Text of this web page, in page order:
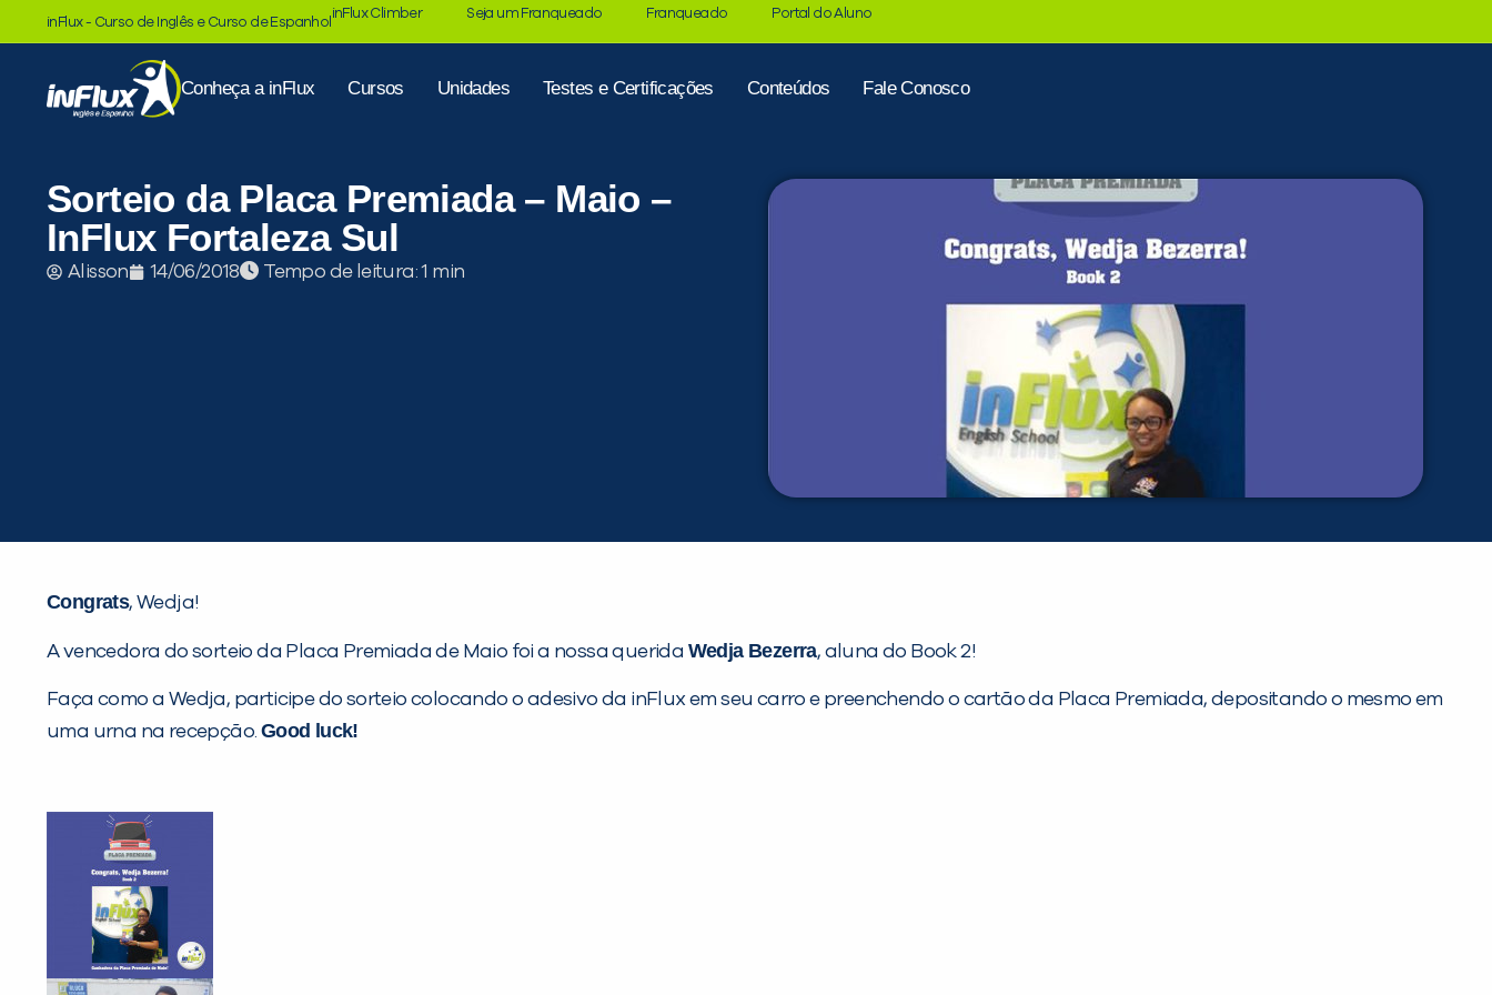
inFlux - Curso de Inglês e Curso de Espanhol
inFlux Climber Seja um Franqueado Franqueado Portal do Aluno
Conheça a inFlux Cursos Unidades Testes e Certificações Conteúdos Fale Conosco
Sorteio da Placa Premiada – Maio –
InFlux Fortaleza Sul
Alisson 14/06/2018 Tempo de leitura:
Congrats, Wedja!
A vencedora do sorteio da Placa Premiada de Maio foi a nossa querida Wedja Bezerra, aluna do Book 2!
Faça como a Wedja, participe do sorteio colocando o adesivo da inFlux em seu carro e preenchendo o cartão da Placa Premiada, depositando o mesmo em
uma urna na recepção. Good luck!